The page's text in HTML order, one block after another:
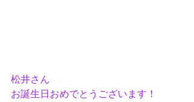
松井さん
お誕生日おめでとうございます！